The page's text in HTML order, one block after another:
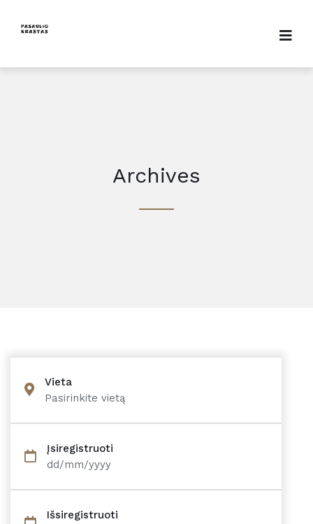
Archives
Vieta
Pasirinkite vietą
Įsiregistruoti
dd/mm/yyyy
Išsiregistruoti